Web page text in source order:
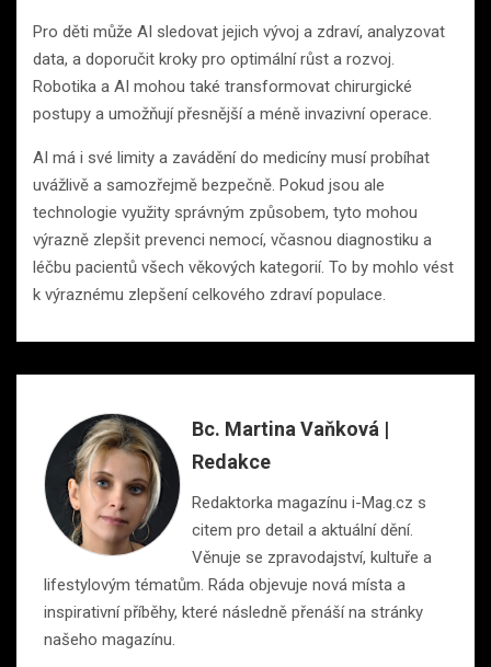
Pro děti může AI sledovat jejich vývoj a zdraví, analyzovat
data, a doporučit kroky pro optimální růst a rozvoj.
Robotika a AI mohou také transformovat chirurgické
postupy a umožňují přesnější a méně invazivní operace.
AI má i své limity a zavádění do medicíny musí probíhat
uvážlivě a samozřejmě bezpečně. Pokud jsou ale
technologie využity správným způsobem, tyto mohou
výrazně zlepšit prevenci nemocí, včasnou diagnostiku a
léčbu pacientů všech věkových kategorií. To by mohlo vést
k výraznému zlepšení celkového zdraví populace.
Bc. Martina Vaňková |
Redakce
Redaktorka magazínu i-Mag.cz s
citem pro detail a aktuální dění.
Věnuje se zpravodajství, kultuře a
lifestylovým tématům. Ráda objevuje nová místa a
inspirativní příběhy, které následně přenáší na stránky
našeho magazínu.